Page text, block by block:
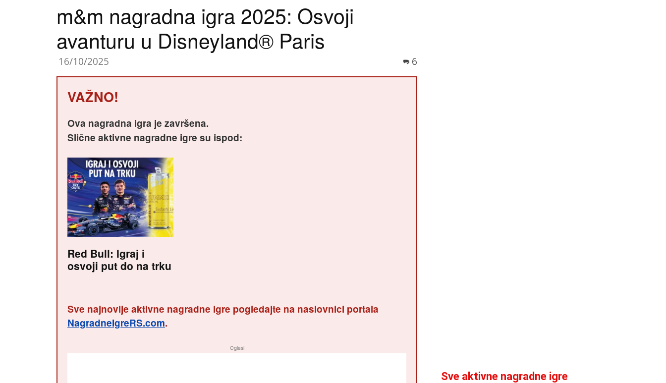
m&m nagradna igra 2025: Osvoji
avanturu u Disneyland® Paris
16/10/2025 6
VAŽNO!
Ova nagradna igra je završena.
Slične aktivne nagradne igre su ispod:
Red Bull: Igraj i
osvoji put do na trku
Sve najnovije aktivne nagradne igre pogledajte na naslovnici portala
NagradneIgreRS.com.
Oglasi
Sve aktivne nagradne igre